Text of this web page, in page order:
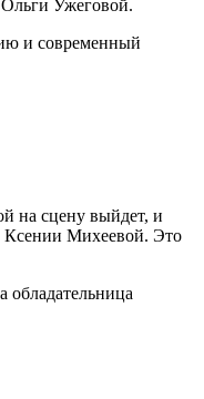
Ужеговой.
и современный
на сцену выйдет, и
Ксении Михеевой. Это
обладательница